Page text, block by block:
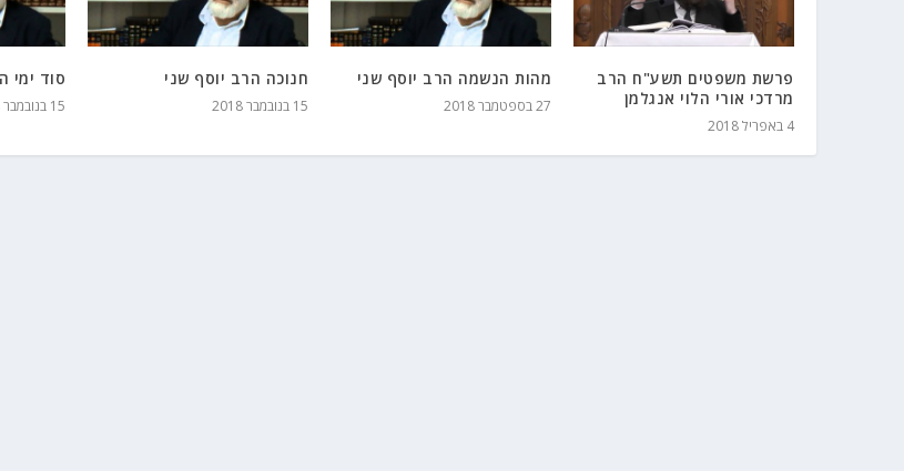
פרשת משפטים תשע"ח הרב
מרדכי אורי הלוי אנגלמן
4 באפריל 2018
מהות הנשמה הרב יוסף שני
27 בספטמבר 2018
חנוכה הרב יוסף שני
15 בנובמבר 2018
סוד ימי
15 בנובמבר 2018